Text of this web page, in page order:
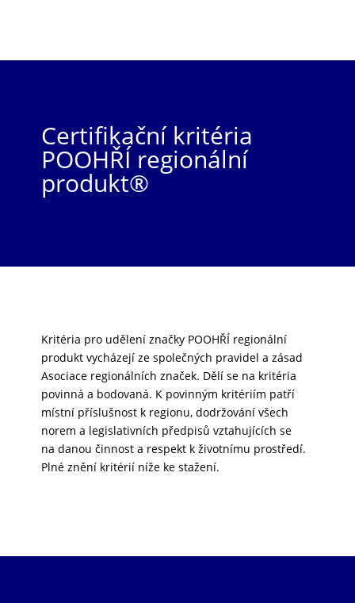
Certifikační kritéria
POOHŘÍ regionální
produkt®
Kritéria pro udělení značky POOHŘÍ regionální
produkt vycházejí ze společných pravidel a zásad
Asociace regionálních značek. Dělí se na kritéria
povinná a bodovaná. K povinným kritériím patří
místní příslušnost k regionu, dodržování všech
norem a legislativních předpisů vztahujících se
na danou činnost a respekt k životnímu prostředí.
Plné znění kritérií níže ke stažení.